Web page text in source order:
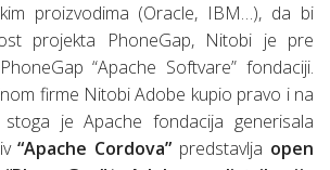
proizvodima (Oracle, IBM…), da bi
projekta PhoneGap, Nitobi je pre
“Apache Softvare” fondaciji.
firme Nitobi Adobe kupio pravo i na
stoga je Apache fondacija generisala
“Apache Cordova” predstavlja open